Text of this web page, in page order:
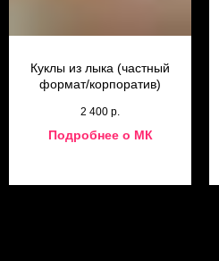
Куклы из лыка (частный
формат/корпоратив)
2 400 р.
Подробнее о МК